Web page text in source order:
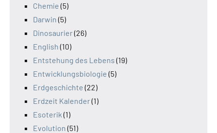
Chemie (5)
Darwin (5)
Dinosaurier(26)
English (10)
Entstehung des Lebens (19)
Entwicklungsbiologie (5)
Erdgeschichte (22)
Erdzeit Kalender(1)
Esoterik (1)
Evolution (51)